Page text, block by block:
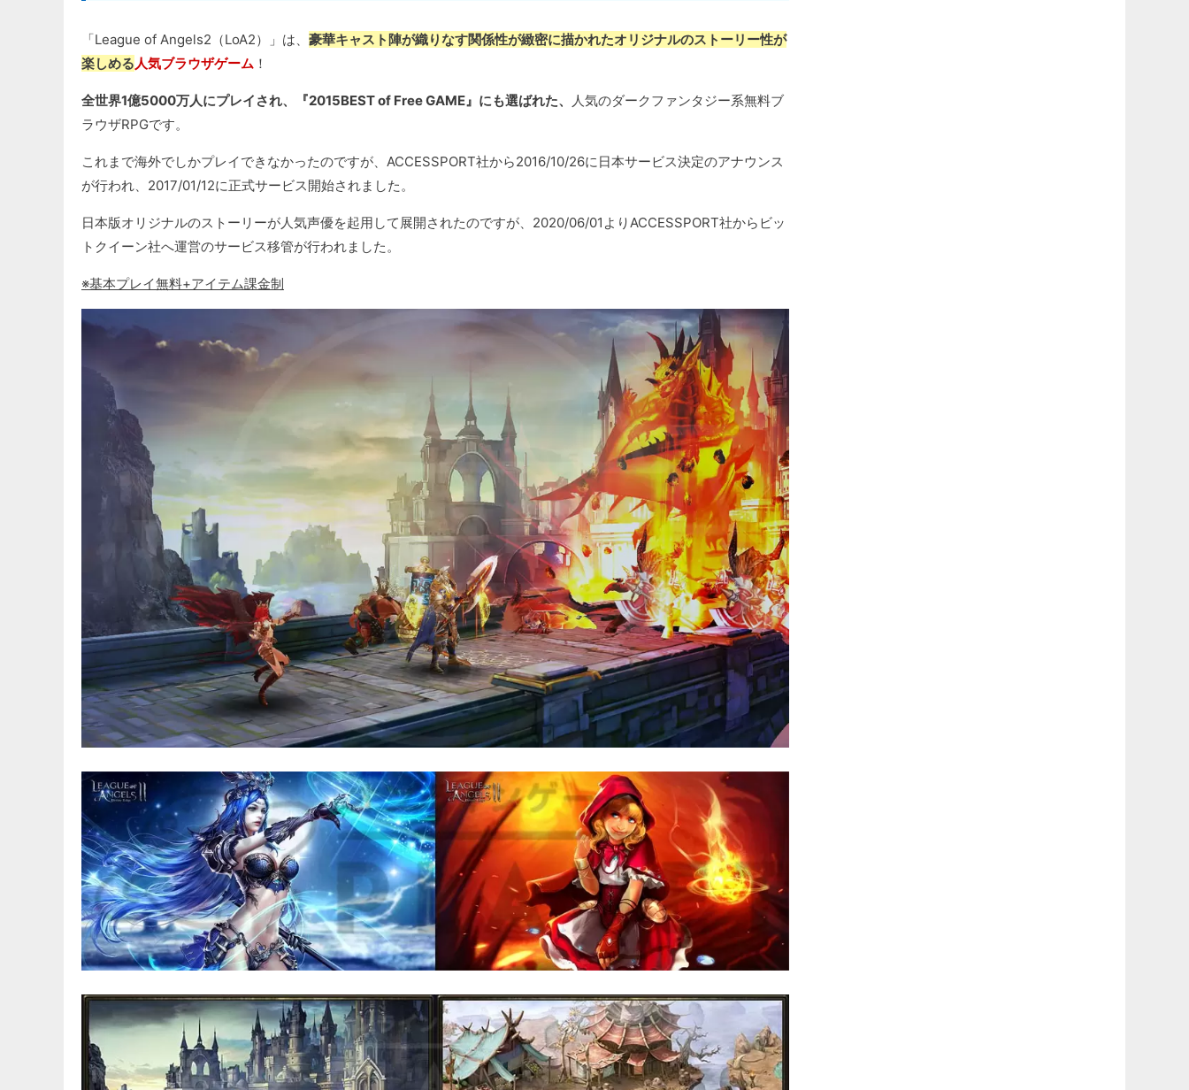
「League of Angels2（LoA2）」は、 豪華キャスト陣が織りなす関係性が緻密に描かれたオリジナルのストーリー性が
楽しめる人気ブラウザゲーム ！
全世界1億5000万人にプレイされ、『2015BEST of Free GAME』にも選ばれた、
人気のダークファンタジー系無料ブ
ラウザRPGです。
これまで海外でしかプレイできなかったのですが、ACCESSPORT社から2016/10/26に日本サービス決定のアナウンス
が行われ、2017/01/12に正式サービス開始されました。
日本版オリジナルのストーリーが人気声優を起用して展開されたのですが、2020/06/01よりACCESSPORT社からビッ
トクイーン社へ運営のサービス移管が行われました。
※基本プレイ無料+アイテム課金制